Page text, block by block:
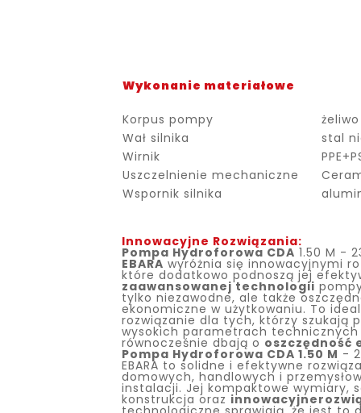
Wykonanie materiałowe
Korpus pompy
żeliwo
Wał silnika
stal
Wirnik
Uszczelnienie mechaniczne
Wspornik silnika
Innowacyjne Rozwiązania:
Pompa Hydroforowa CDA 1.50 M -
EBARA wyróżnia się innowacyjnymi
które dodatkowo podnoszą jej
zaawansowanej technologii
tylko niezawodne, ale także
ekonomiczne w użytkowaniu. To
rozwiązanie dla tych, którzy szukają
wysokich parametrach
równocześnie dbają o oszczędność
Pompa Hydroforowa CDA 1.50 M -
EBARA to solidne i efektywne
domowych, handlowych i
instalacji. Jej kompaktowe wymiary,
konstrukcja oraz innowacyjne